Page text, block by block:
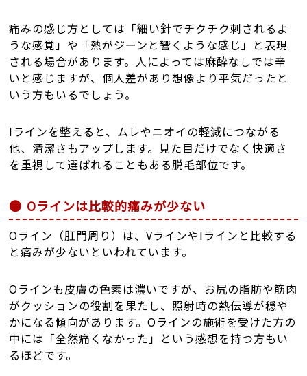
痛みの感じ方としては「細い針でチクチク刺されるよ
うな感覚」や「熱がジーンと響くような感じ」と表現
される場合があります。人によっては麻酔なしでは辛
いと感じますが、個人差があり想像より平気だったと
いう方もいるでしょう。
Iラインを整えると、ムレやニオイの軽減につながる
他、清潔さもアップします。見た目だけでなく快適さ
を重視して選ばれることもある脱毛部位です。
Oラインは比較的痛みが少ない
Oライン（肛門周り）は、VラインやIラインと比較する
と痛みが少ないといわれています。
Oラインも皮膚の色素は濃いですが、お尻の脂肪や筋肉
がクッションの役割を果たし、照射時の熱伝導が穏や
かになる傾向があります。Oラインの施術を受けた方の
中には「全然痛くなかった」という感想を持つ方もい
るほどです。